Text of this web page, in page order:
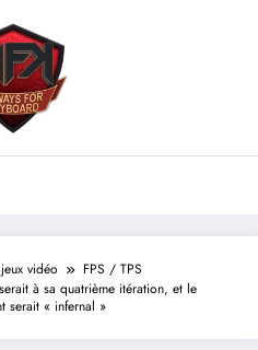
vidéo
FPS / TPS
à sa quatrième itération, et le
serait « infernal »